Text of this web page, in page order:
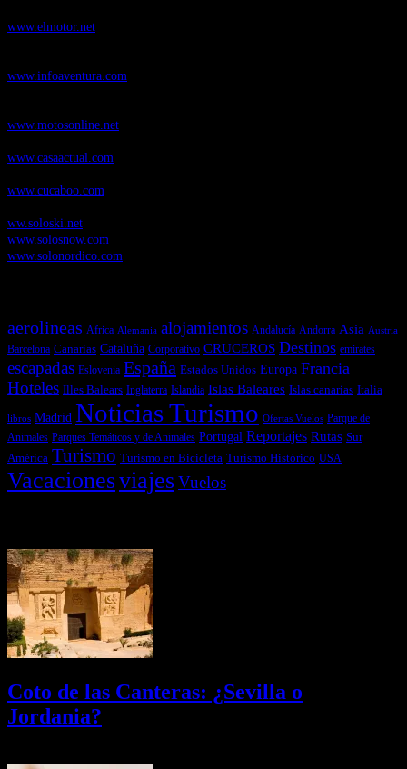
www.elmotor.net
www.infoaventura.com
www.motosonline.net
www.casaactual.com
www.cucaboo.com
ww.soloski.net
www.solosnow.com
www.solonordico.com
aerolineas Africa Alemania alojamientos Andalucía Andorra Asia Austria
Barcelona Canarias Cataluña Corporativo CRUCEROS Destinos emirates
escapadas Eslovenia España Estados Unidos Europa Francia
Hoteles Illes Balears Inglaterra Islandia Islas Baleares Islas canarias Italia
libros Madrid Noticias Turismo Ofertas Vuelos Parque de
Animales Parques Temáticos y de Animales Portugal Reportajes Rutas Sur
América Turismo Turismo en Bicicleta Turismo Histórico USA
VacacionesviajesVuelos
Coto de las Canteras: ¿Sevilla o
Jordania?